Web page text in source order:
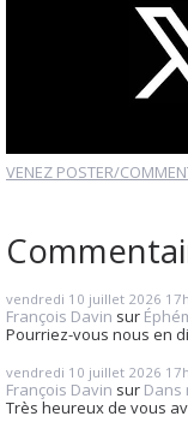
VENEZ POSTER/
vendredi 10 juillet 2026
François Davin sur
Pourriez-vous nous en
vendredi 10 juillet 2026
François Davin sur Dans
Très heureux de vous